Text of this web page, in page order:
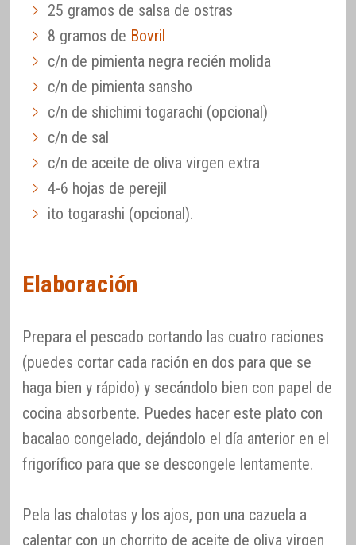
25 gramos de salsa de ostras
8 gramos de Bovril
c/n de pimienta negra recién molida
c/n de pimienta sansho
c/n de shichimi togarachi (opcional)
c/n de sal
c/n de aceite de oliva virgen extra
4-6 hojas de perejil
ito togarashi (opcional).
Elaboración
Prepara el pescado cortando las cuatro raciones
(puedes cortar cada ración en dos para que se
haga bien y rápido) y secándolo bien con papel de
cocina absorbente. Puedes hacer este plato con
bacalao congelado, dejándolo el día anterior en el
frigorífico para que se descongele lentamente.
Pela las chalotas y los ajos, pon una cazuela a
calentar con un chorrito de aceite de oliva virgen